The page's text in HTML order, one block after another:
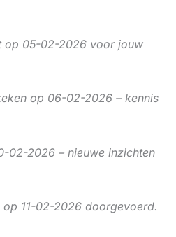
op 05-02-2026 voor jouw
op 06-02-2026 – kennis
02-2026 – nieuwe inzichten
11-02-2026 doorgevoerd.